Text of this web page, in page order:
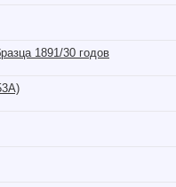
1891/30 годов